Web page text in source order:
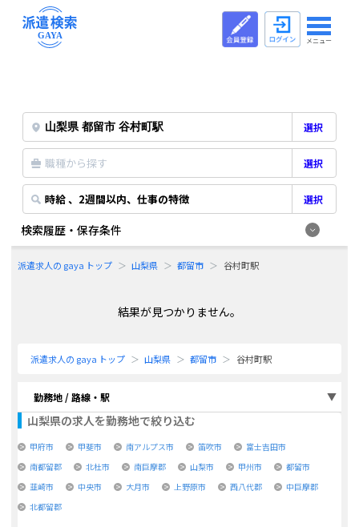
メニュー
選択
職種から探す 選択
時給 、2週間以内、仕事の特徴 選択
検索履歴・保存条件
派遣求人の gaya トップ 山梨県 都留市 谷村町駅
結果が見つかりません。
派遣求人の gaya トップ 山梨県 都留市 谷村町駅
勤務地 / 路線・駅
山梨県の求人を勤務地で絞り込む
甲府市 甲斐市 南アルプス市 笛吹市
富士吉田市
南都留郡
北杜市 南巨摩郡 山梨市 甲州市
都留市
韮崎市
中央市 大月市 上野原市 西八代郡
中巨摩郡
北都留郡